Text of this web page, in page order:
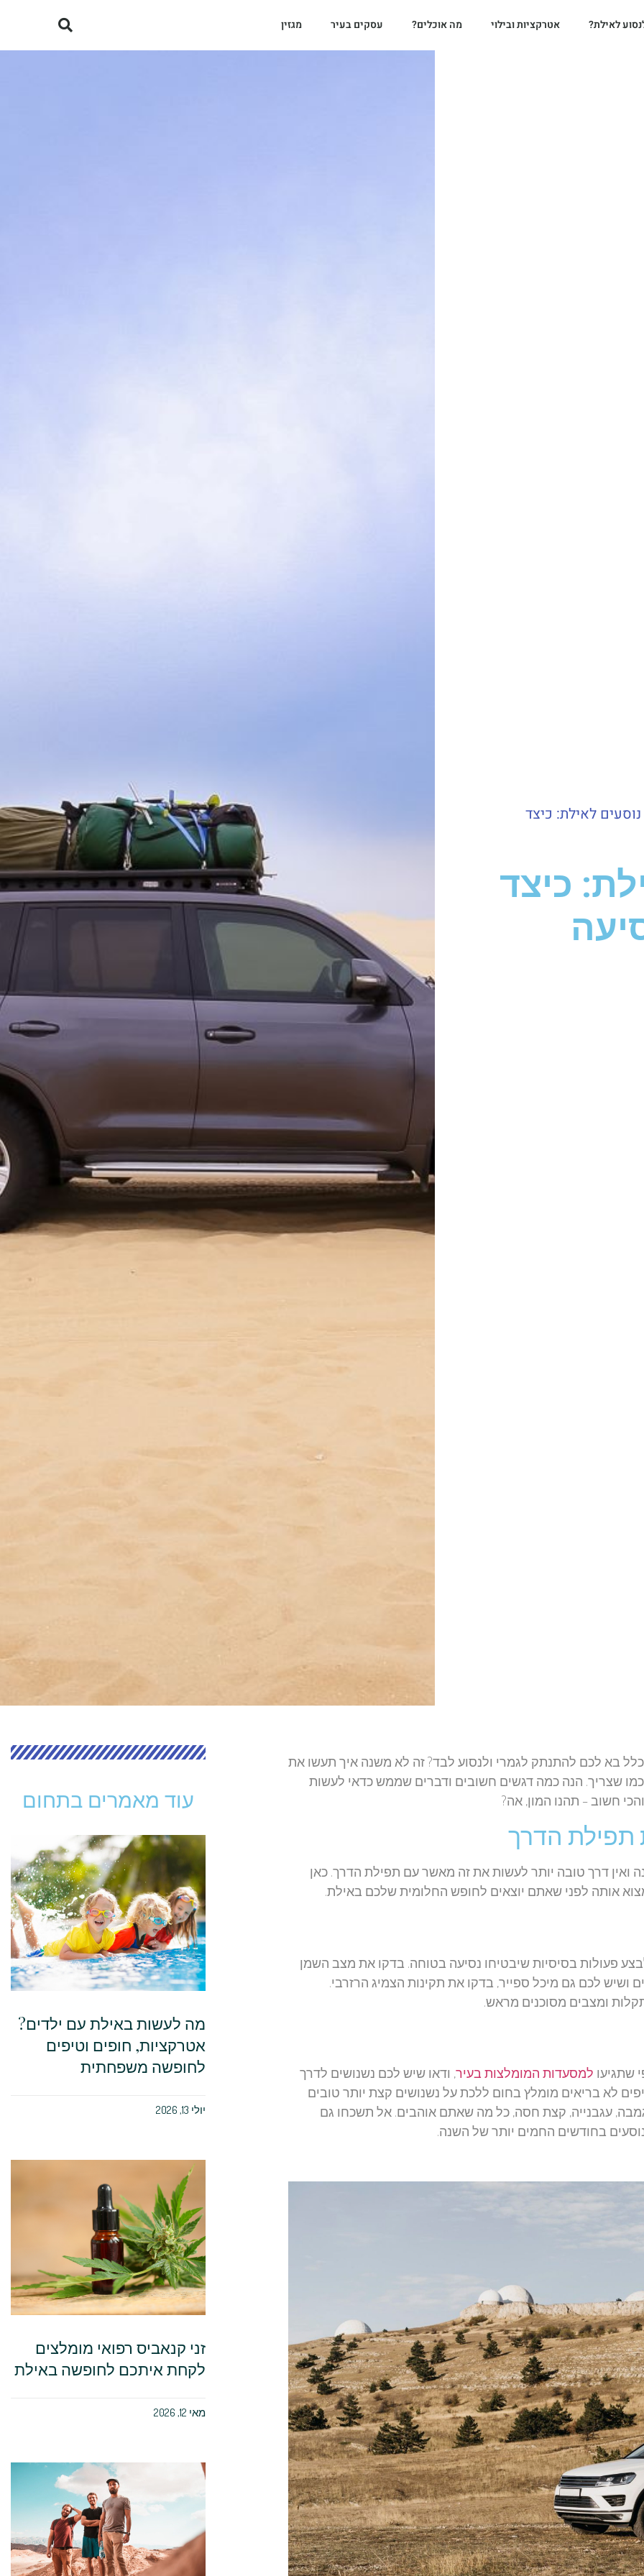
לאילת? אטרקציות ובילוי מה אוכלים? עסקים בעיר מגזין
נוסעים לאילת: כיצד
כיצד
בא לכם להתנתק לגמרי ולנסוע לבד? זה לא משנה איך תעשו את
שצריך. הנה כמה דגשים חשובים ודברים שממש כדאי לעשות
חשוב – תהנו המון, אה?
תפילת הדרך
ואין דרך טובה יותר לעשות את זה מאשר עם תפילת הדרך. כאן
אותה לפני שאתם יוצאים לחופש החלומית שלכם באילת.
פעולות בסיסיות שיבטיחו נסיעה בטוחה. בדקו את מצב השמן
ושיש לכם גם מיכל ספייר, בדקו את תקינות הצמיג הרזרבי.
תקלות ומצבים מסוכנים מראש.
שתגיעו למסעדות המומלצות בעיר, ודאו שיש לכם נשנושים לדרך
לא בריאים מומלץ בחום ללכת על נשנושים קצת יותר טובים
עגבנייה, קצת חסה, כל מה שאתם אוהבים. אל תשכחו גם
בחודשים החמים יותר של השנה.
עוד מאמרים בתחום
מה לעשות באילת עם ילדים?
אטרקציות, חופים וטיפים
לחופשה משפחתית
יולי 13, 2026
זני קנאביס רפואי מומלצים
לקחת איתכם לחופשה באילת
מאי 12, 2026